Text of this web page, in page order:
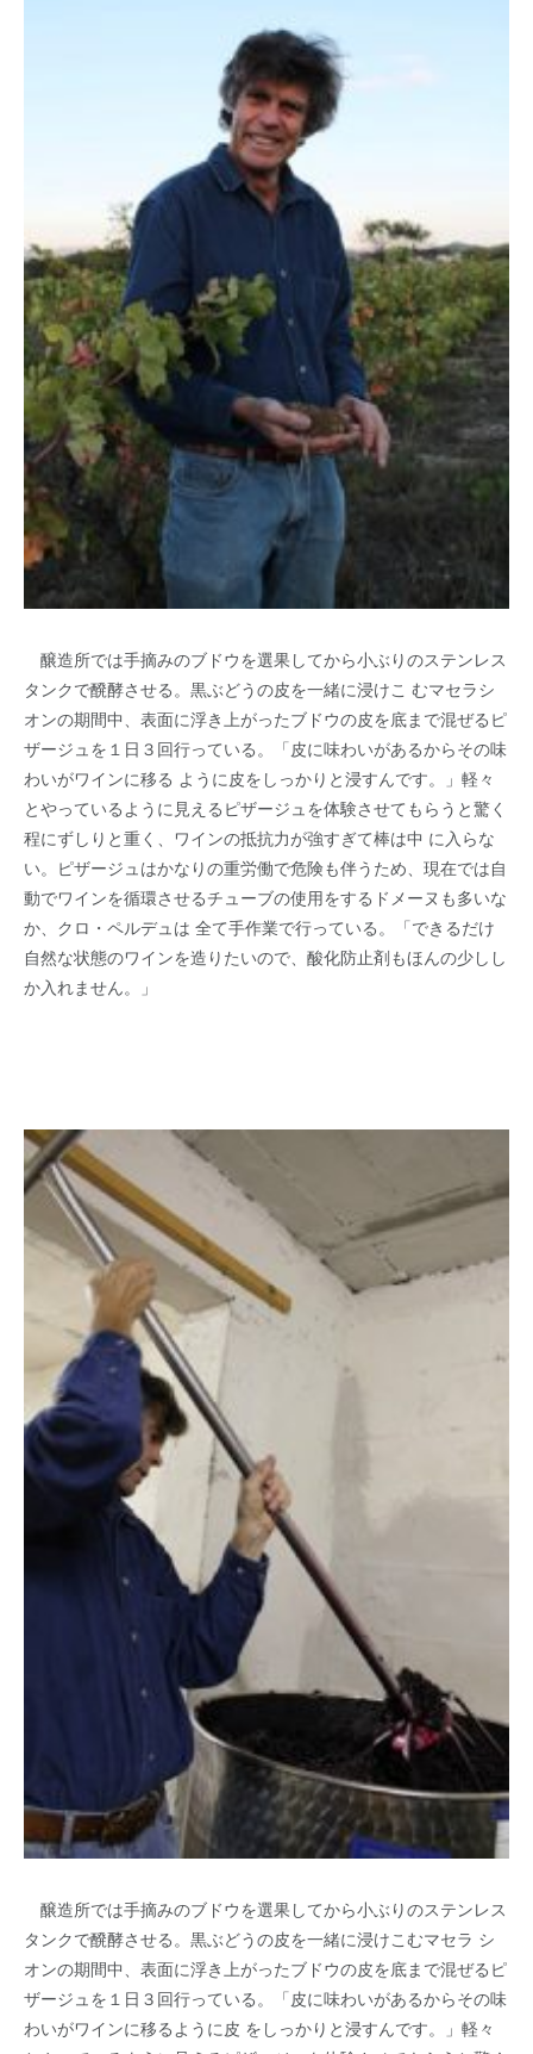
醸造所では手摘みのブドウを選果してから小ぶりのステンレス
タンクで醗酵させる。黒ぶどうの皮を一緒に浸けこ むマセラシ
オンの期間中、表面に浮き上がったブドウの皮を底まで混ぜるピ
ザージュを１日３回行っている。「皮に味わいがあるからその味
わいがワインに移る ように皮をしっかりと浸すんです。」軽々
とやっているように見えるピザージュを体験させてもらうと驚く
程にずしりと重く、ワインの抵抗力が強すぎて棒は中 に入らな
い。ピザージュはかなりの重労働で危険も伴うため、現在では自
動でワインを循環させるチューブの使用をするドメーヌも多いな
か、クロ・ペルデュは 全て手作業で行っている。「できるだけ
自然な状態のワインを造りたいので、酸化防止剤もほんの少しし
か入れません。」
醸造所では手摘みのブドウを選果してから小ぶりのステンレス
タンクで醗酵させる。黒ぶどうの皮を一緒に浸けこむマセラ シ
オンの期間中、表面に浮き上がったブドウの皮を底まで混ぜるピ
ザージュを１日３回行っている。「皮に味わいがあるからその味
わいがワインに移るように皮 をしっかりと浸すんです。」軽々